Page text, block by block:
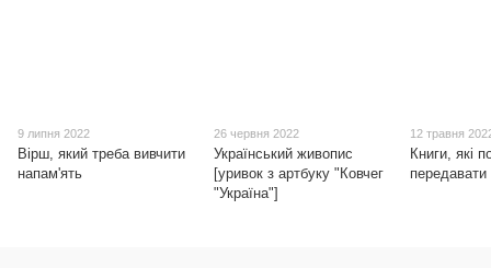
9 липня 2022
Вірш, який треба вивчити
напам'ять
26 червня 2022
Український живопис
[уривок з артбуку "Ковчег
"Україна"]
12 травня
Книги, які